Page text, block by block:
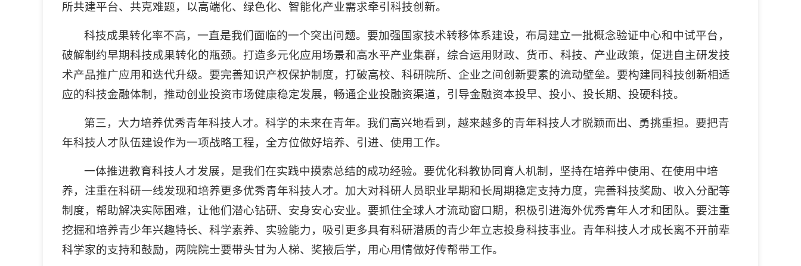
所共建平台、共克难题，以高端化、绿色化、智能化产业需求牵引科技创新。
科技成果转化率不高，一直是我们面临的一个突出问题。要加强国家技术转移体系建设，布局建立一批概念验证中心和中试平台，
破解制约早期科技成果转化的瓶颈。打造多元化应用场景和高水平产业集群，综合运用财政、货币、科技、产业政策，促进自主研发技
术产品推广应用和迭代升级。要完善知识产权保护制度，打破高校、科研院所、企业之间创新要素的流动壁垒。要构建同科技创新相适
应的科技金融体制，推动创业投资市场健康稳定发展，畅通企业投融资渠道，引导金融资本投早、投小、投长期、投硬科技。
第三，大力培养优秀青年科技人才。科学的未来在青年。我们高兴地看到，越来越多的青年科技人才脱颖而出、勇挑重担。要把青
年科技人才队伍建设作为一项战略工程，全方位做好培养、引进、使用工作。
一体推进教育科技人才发展，是我们在实践中摸索总结的成功经验。要优化科教协同育人机制，坚持在培养中使用、在使用中培
养，注重在科研一线发现和培养更多优秀青年科技人才。加大对科研人员职业早期和长周期稳定支持力度，完善科技奖励、收入分配等
制度，帮助解决实际困难，让他们潜心钻研、安身安心安业。要抓住全球人才流动窗口期，积极引进海外优秀青年人才和团队。要注重
挖掘和培养青少年兴趣特长、科学素养、实验能力，吸引更多具有科研潜质的青少年立志投身科技事业。青年科技人才成长离不开前辈
科学家的支持和鼓励，两院院士要带头甘为人梯、奖掖后学，用心用情做好传帮带工作。